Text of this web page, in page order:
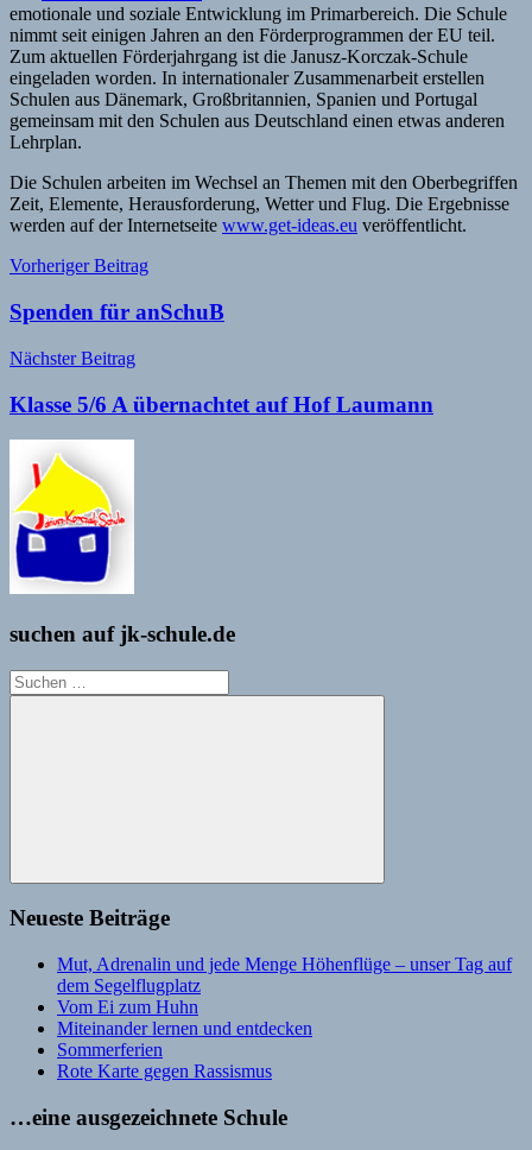
emotionale und soziale Entwicklung im Primarbereich. Die Schule
nimmt seit einigen Jahren an den Förderprogrammen der EU teil.
Zum aktuellen Förderjahrgang ist die Janusz-Korczak-Schule
eingeladen worden. In internationaler Zusammenarbeit erstellen
Schulen aus Dänemark, Großbritannien, Spanien und Portugal
gemeinsam mit den Schulen aus Deutschland einen etwas anderen
Lehrplan.
Die Schulen arbeiten im Wechsel an Themen mit den Oberbegriffen
Zeit, Elemente, Herausforderung, Wetter und Flug. Die Ergebnisse
werden auf der Internetseite www.get-ideas.eu veröffentlicht.
Beitragsnavigation
Vorheriger Beitrag
Spenden für anSchuB
Nächster Beitrag
Klasse 5/6 A übernachtet auf Hof Laumann
suchen auf jk-schule.de
Suchen
nach:
Suchen
Neueste Beiträge
Mut, Adrenalin und jede Menge Höhenflüge – unser Tag auf
dem Segelflugplatz
Vom Ei zum Huhn
Miteinander lernen und entdecken
Sommerferien
Rote Karte gegen Rassismus
…eine ausgezeichnete Schule